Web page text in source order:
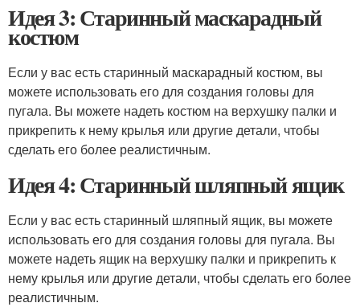
Идея 3: Старинный маскарадный
костюм
Если у вас есть старинный маскарадный костюм, вы
можете использовать его для создания головы для
пугала. Вы можете надеть костюм на верхушку палки и
прикрепить к нему крылья или другие детали, чтобы
сделать его более реалистичным.
Идея 4: Старинный шляпный ящик
Если у вас есть старинный шляпный ящик, вы можете
использовать его для создания головы для пугала. Вы
можете надеть ящик на верхушку палки и прикрепить к
нему крылья или другие детали, чтобы сделать его более
реалистичным.